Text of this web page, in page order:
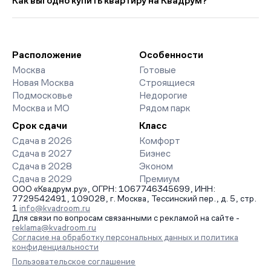
доступны отзывы жильцов о качестве строительства,
интерактивный генплан корпусов, сроки сдачи, особенности
организует просмотр и поможет одобрить ипотеку по
минимальной ставке. Чтобы зафиксировать цену, оставьте
заявку на обратный звонок.
Расположение
Москва
Новая Москва
Подмосковье
Москва и МО
Особенности
Готовые
Строящиеся
Недорогие
Рядом парк
Срок сдачи
Сдача в 2026
Сдача в 2027
Сдача в 2028
Сдача в 2029
Класс
Комфорт
Бизнес
Эконом
Премиум
ООО «Квадрум.ру», ОГРН: 1067746345699, ИНН:
7729542491, 109028, г. Москва, Тессинский пер., д. 5, стр.
1 info@kvadroom.ru
Для связи по вопросам связанными с рекламой на сайте -
reklama@kvadroom.ru
Согласие на обработку персональных данных и политика
конфиденциальности
Пользовательское соглашение